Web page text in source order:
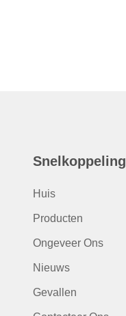
Snelkoppeling
Huis
Producten
Ongeveer Ons
Nieuws
Gevallen